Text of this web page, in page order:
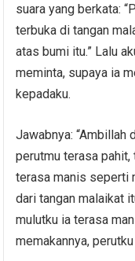
suara yang berkata:
terbuka di tangan
atas bumi itu.” Lalu
meminta, supaya ia
kepadaku.
Jawabnya: “Ambillah
perutmu terasa
terasa manis seperti
dari tangan malaikat
mulutku ia terasa
memakannya,